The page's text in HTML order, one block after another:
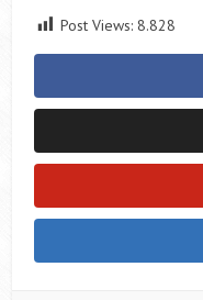
Post Views: 8.828